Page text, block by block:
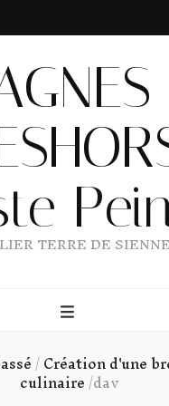
TERRE DE
/Création d'une
culinaire/dav